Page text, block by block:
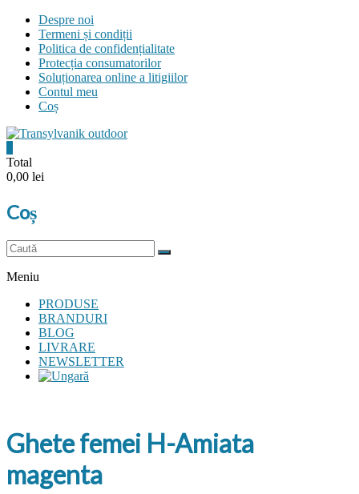
Skip
content
Despre noi
Termeni și condiții
Politica de confidențialitate
Protecția consumatorilor
Soluționarea online a litigiilor
Contul meu
Coș
Transylvanik
and
more
Total
0,00 lei
Coș
Meniu
PRODUSE
BRANDURI
BLOG
LIVRARE
NEWSLETTER
Ghete femei H-Amiata
magenta